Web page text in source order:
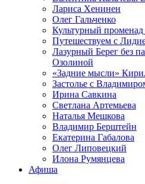
Лариса Хенинен
Олег Гальченко
Культурный
Путешествуем с
Лазурный Берег без
Озолиной
«Задние мысли»
Застолье с
Ирина Савкина
Светлана Артемьева
Наталья Мешкова
Владимир Берштейн
Екатерина Габалова
Олег Липовецкий
Илона Румянцева
Афиша